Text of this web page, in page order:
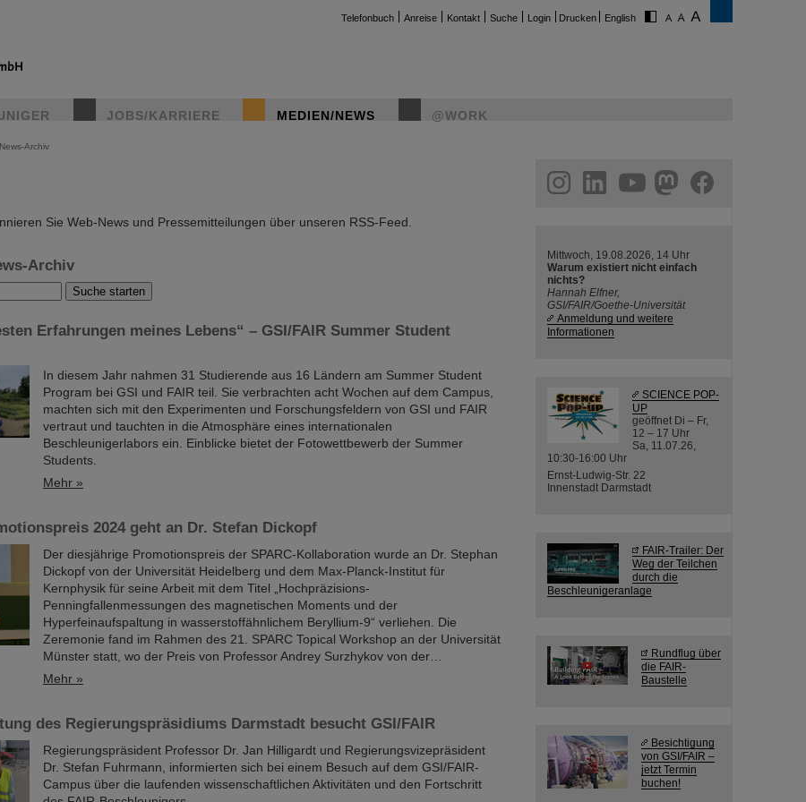
Telefonbuch Anreise Kontakt Suche Login Drucken English
JOBS/KARRIERE MEDIEN/NEWS @WORK
News-Archiv
Sie Web-News und Pressemitteilungen über unseren RSS-Feed.
Archiv
Erfahrungen meines Lebens“ – GSI/FAIR Summer Student
In diesem Jahr nahmen 31 Studierende aus 16 Ländern am Summer Student
Program bei GSI und FAIR teil. Sie verbrachten acht Wochen auf dem Campus,
machten sich mit den Experimenten und Forschungsfeldern von GSI und FAIR
vertraut und tauchten in die Atmosphäre eines internationalen
Beschleunigerlabors ein. Einblicke bietet der Fotowettbewerb der Summer
Students.
Mehr »
2024 geht an Dr. Stefan Dickopf
Der diesjährige Promotionspreis der SPARC-Kollaboration wurde an Dr. Stephan
Dickopf von der Universität Heidelberg und dem Max-Planck-Institut für
Kernphysik für seine Arbeit mit dem Titel „Hochpräzisions-
Penningfallenmessungen des magnetischen Moments und der
Hyperfeinaufspaltung in wasserstoffähnlichem Beryllium-9“ verliehen. Die
Zeremonie fand im Rahmen des 21. SPARC Topical Workshop an der Universität
Münster statt, wo der Preis von Professor Andrey Surzhykov von der…
Mehr »
des Regierungspräsidiums Darmstadt besucht GSI/FAIR
Regierungspräsident Professor Dr. Jan Hilligardt und Regierungsvizepräsident
Dr. Stefan Fuhrmann, informierten sich bei einem Besuch auf dem GSI/FAIR-
Campus über die laufenden wissenschaftlichen Aktivitäten und den Fortschritt
helmholtz.social
facebook
Mittwoch, 19.08.2026, 14 Uhr
Warum existiert nicht einfach
nichts?
Hannah Elfner,
GSI/FAIR/Goethe-Universität
Anmeldung und weitere
Informationen
SCIENCE POP-
UP
geöffnet Di – Fr,
12 – 17 Uhr
Sa, 11.07.26,
10:30-16:00 Uhr
Ernst-Ludwig-Str. 22
Innenstadt Darmstadt
FAIR-Trailer: Der
Weg der Teilchen
durch die
Beschleunigeranlage
Rundflug über
die FAIR-
Baustelle
Besichtigung
von GSI/FAIR –
jetzt Termin
buchen!